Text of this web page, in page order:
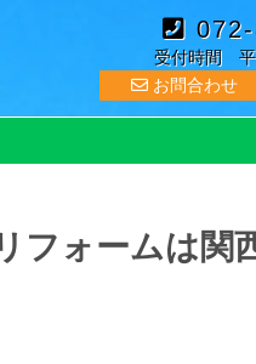
受付時間
お問合わせ
フォームは関